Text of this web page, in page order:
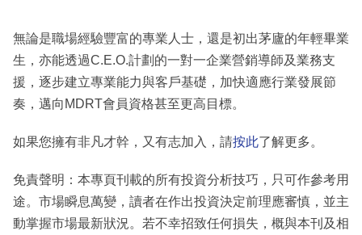
無論是職場經驗豐富的專業人士，還是初出茅廬的年輕畢業
生，亦能透過C.E.O.計劃的一對一企業營銷導師及業務支
援，逐步建立專業能力與客戶基礎，加快適應行業發展節
奏，邁向MDRT會員資格甚至更高目標。
如果您擁有非凡才幹，又有志加入，請按此了解更多。
免責聲明：本專頁刊載的所有投資分析技巧，只可作參考用
途。市場瞬息萬變，讀者在作出投資決定前理應審慎，並主
動掌握市場最新狀況。若不幸招致任何損失，概與本刊及相